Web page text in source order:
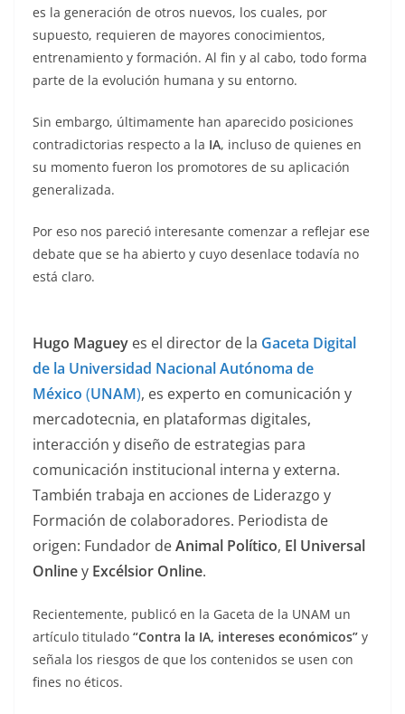
es la generación de otros nuevos, los cuales, por
supuesto, requieren de mayores conocimientos,
entrenamiento y formación. Al fin y al cabo, todo forma
parte de la evolución humana y su entorno.
Sin embargo, últimamente han aparecido posiciones
contradictorias respecto a la IA, incluso de quienes en
su momento fueron los promotores de su aplicación
generalizada.
Por eso nos pareció interesante comenzar a reflejar ese
debate que se ha abierto y cuyo desenlace todavía no
está claro.
Hugo Maguey es el director de la Gaceta Digital
de la Universidad Nacional Autónoma de
México (UNAM), es experto en comunicación y
mercadotecnia, en plataformas digitales,
interacción y diseño de estrategias para
comunicación institucional interna y externa.
También trabaja en acciones de Liderazgo y
Formación de colaboradores. Periodista de
origen: Fundador deAnimal Político, El Universal
Onliney Excélsior Online.
Recientemente, publicó en la Gaceta de la UNAM un
artículo titulado “Contra la IA, intereses económicos” y
señala los riesgos de que los contenidos se usen con
fines no éticos.